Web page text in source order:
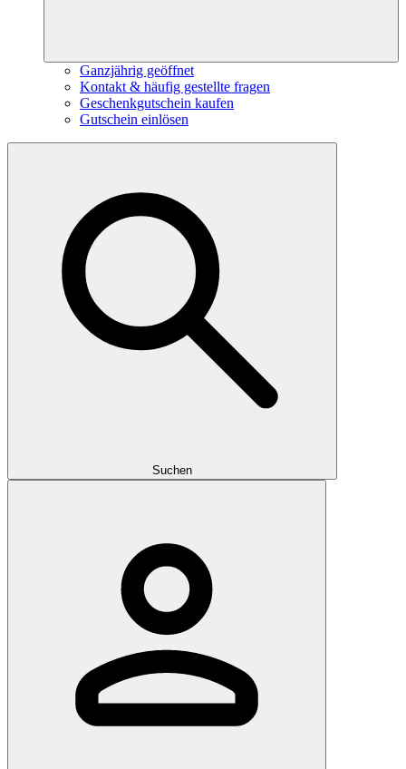
Ganzjährig geöffnet
Kontakt & häufig gestellte fragen
Geschenkgutschein kaufen
Gutschein einlösen
Suchen